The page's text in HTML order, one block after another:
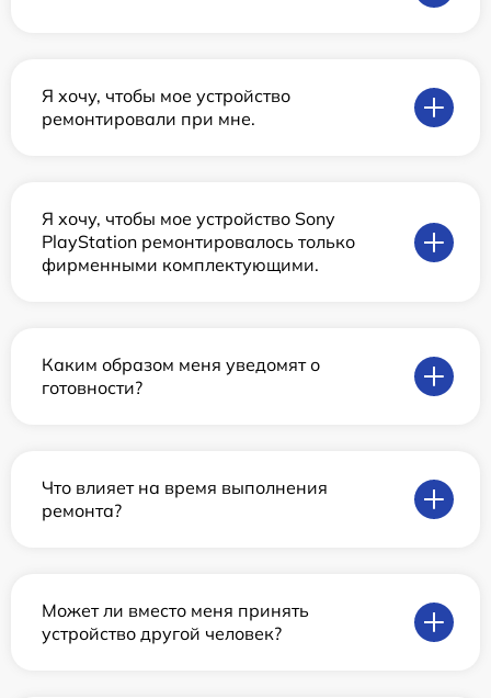
Я хочу, чтобы мое устройство
ремонтировали при мне.
Я хочу, чтобы мое устройство Sony
PlayStation ремонтировалось только
фирменными комплектующими.
Каким образом меня уведомят о
готовности?
Что влияет на время выполнения
ремонта?
Может ли вместо меня принять
устройство другой человек?